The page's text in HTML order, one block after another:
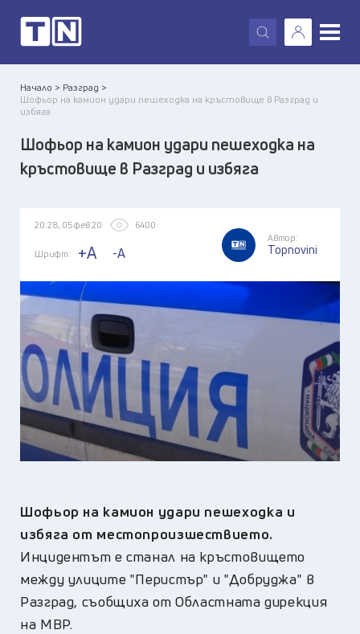
X
Начало > Разград >
Шофьор на камион удари пешеходка на кръстовище в Разград и
избяга
Шофьор на камион удари пешеходка на
кръстовище в Разград и избяга
20:28, 05 фев 20 6400
Шрифт: +A -A
Автор:
Topnovini
Шофьор на камион удари пешеходка и
избяга от местопроизшествието.
Инцидентът е станал на кръстовището
между улиците "Перистър" и "Добруджа" в
Разград, съобщиха от Областната дирекция
на МВР.